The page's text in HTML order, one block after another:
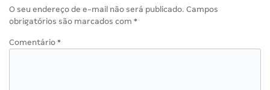
O seu endereço de e-mail não será publicado. Campos
obrigatórios são marcados com *
Comentário *